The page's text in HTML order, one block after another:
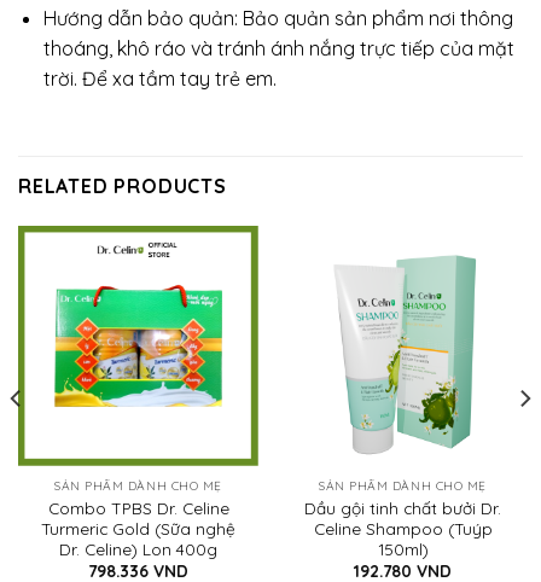
Hướng dẫn bảo quản: Bảo quản sản phẩm nơi thông
thoáng, khô ráo và tránh ánh nắng trực tiếp của mặt
trời. Để xa tầm tay trẻ em.
RELATED PRODUCTS
SẢN PHẨM DÀNH CHO MẸ
Combo TPBS Dr. Celine
Turmeric Gold (Sữa nghệ
Dr. Celine) Lon 400g
798.336 VND
SẢN PHẨM DÀNH CHO MẸ
Dầu gội tinh chất bưởi Dr.
Celine Shampoo (Tuýp
150ml)
192.780 VND